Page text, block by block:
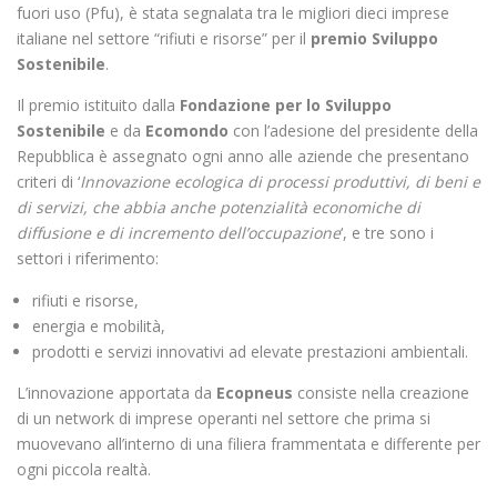
fuori uso (Pfu), è stata segnalata tra le migliori dieci imprese
italiane nel settore “rifiuti e risorse” per il premio Sviluppo
Sostenibile.
Il premio istituito dalla Fondazione per lo Sviluppo
Sostenibile e da Ecomondo con l’adesione del presidente della
Repubblica è assegnato ogni anno alle aziende che presentano
criteri di ‘Innovazione ecologica di processi produttivi, di beni e
di servizi, che abbia anche potenzialità economiche di
diffusione e di incremento dell’occupazione‘, e tre sono i
settori i riferimento:
rifiuti e risorse,
energia e mobilità,
prodotti e servizi innovativi ad elevate prestazioni ambientali.
L’innovazione apportata da Ecopneus consiste nella creazione
di un network di imprese operanti nel settore che prima si
muovevano all’interno di una filiera frammentata e differente per
ogni piccola realtà.